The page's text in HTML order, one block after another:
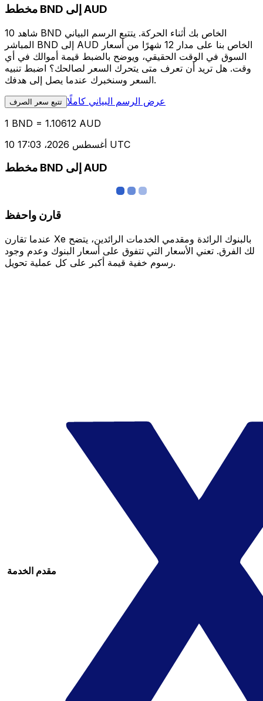
مخطط BND إلى AUD
شاهد 10 BND الخاص بك أثناء الحركة. يتتبع الرسم البياني
المباشر BND إلى AUD الخاص بنا على مدار 12 شهرًا من أسعار
السوق في الوقت الحقيقي، ويوضح بالضبط قيمة أموالك في أي
وقت. هل تريد أن تعرف متى يتحرك السعر لصالحك؟ اضبط تنبيه
السعر وسنخبرك عندما يصل إلى هدفك.
تتبع سعر الصرف عرض الرسم البياني كاملًا
1 BND = 1.10612 AUD
10 أغسطس 2026، 17:03 UTC
مخطط BND إلى AUD
قارن واحفظ
عندما تقارن Xe بالبنوك الرائدة ومقدمي الخدمات الرائدين، يتضح
لك الفرق. تعني الأسعار التي تتفوق على أسعار البنوك وعدم وجود
رسوم خفية قيمة أكبر على كل عملية تحويل.
مقدم الخدمة